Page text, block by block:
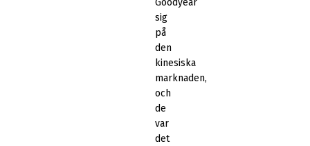
sig
på
den
kinesiska
marknaden,
och
de
var
det